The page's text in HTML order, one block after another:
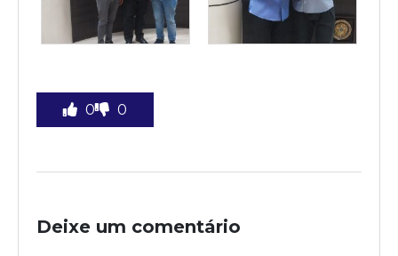
0 0
Deixe um comentário